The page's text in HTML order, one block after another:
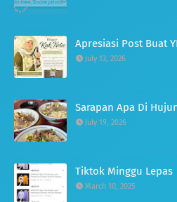
Apresiasi Post Buat
July 13, 2026
Sarapan Apa Di
July 19, 2026
Tiktok Minggu Lepas
March 10, 2025